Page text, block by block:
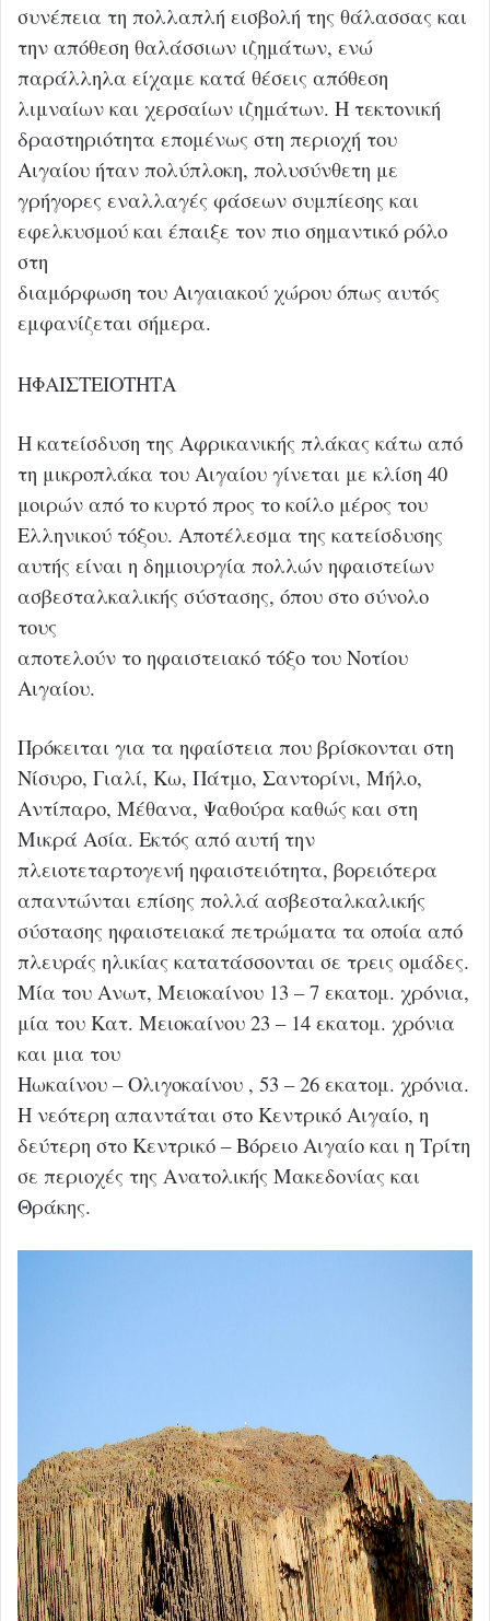
συνέπεια τη πολλαπλή εισβολή της θάλασσας και
την απόθεση θαλάσσιων ιζημάτων, ενώ
παράλληλα είχαμε κατά θέσεις απόθεση
λιμναίων και χερσαίων ιζημάτων. Η τεκτονική
δραστηριότητα επομένως στη περιοχή του
Αιγαίου ήταν πολύπλοκη, πολυσύνθετη με
γρήγορες εναλλαγές φάσεων συμπίεσης και
εφελκυσμού και έπαιξε τον πιο σημαντικό ρόλο
στη
διαμόρφωση του Αιγαιακού χώρου όπως αυτός
εμφανίζεται σήμερα.
ΗΦΑΙΣΤΕΙΟΤΗΤΑ
Η κατείσδυση της Αφρικανικής πλάκας κάτω από
τη μικροπλάκα του Αιγαίου γίνεται με κλίση 40
μοιρών από το κυρτό προς το κοίλο μέρος του
Ελληνικού τόξου. Αποτέλεσμα της κατείσδυσης
αυτής είναι η δημιουργία πολλών ηφαιστείων
ασβεσταλκαλικής σύστασης, όπου στο σύνολο
τους
αποτελούν το ηφαιστειακό τόξο του Νοτίου
Αιγαίου.
Πρόκειται για τα ηφαίστεια που βρίσκονται στη
Νίσυρο, Γιαλί, Κω, Πάτμο, Σαντορίνι, Μήλο,
Αντίπαρο, Μέθανα, Ψαθούρα καθώς και στη
Μικρά Ασία. Εκτός από αυτή την
πλειοτεταρτογενή ηφαιστειότητα, βορειότερα
απαντώνται επίσης πολλά ασβεσταλκαλικής
σύστασης ηφαιστειακά πετρώματα τα οποία από
πλευράς ηλικίας κατατάσσονται σε τρεις ομάδες.
Μία του Ανωτ, Μειοκαίνου 13 – 7 εκατομ. χρόνια,
μία του Κατ. Μειοκαίνου 23 – 14 εκατομ. χρόνια
και μια του
Ηωκαίνου – Ολιγοκαίνου , 53 – 26 εκατομ. χρόνια.
Η νεότερη απαντάται στο Κεντρικό Αιγαίο, η
δεύτερη στο Κεντρικό – Βόρειο Αιγαίο και η Τρίτη
σε περιοχές της Ανατολικής Μακεδονίας και
Θράκης.